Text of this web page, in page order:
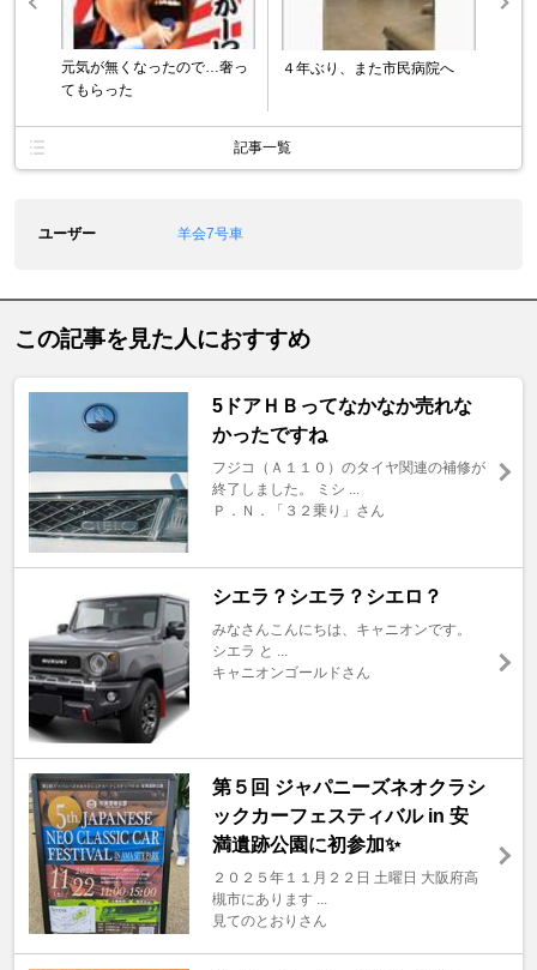
元気が無くなったので…奢っ
てもらった
４年ぶり、また市民病院へ
記事一覧
ユーザー 羊会7号車
この記事を見た人におすすめ
5ドアＨＢってなかなか売れな
かったですね
フジコ（Ａ１１０）のタイヤ関連の補修が
終了しました。 ミシ ...
Ｐ．Ｎ．「３２乗り」さん
シエラ？シエラ？シエロ？
みなさんこんにちは、キャニオンです。
シエラ と ...
キャニオンゴールドさん
第５回 ジャパニーズネオクラシ
ックカーフェスティバル in 安
満遺跡公園に初参加✨
２０２５年１１月２２日 土曜日 大阪府高
槻市にあります ...
見てのとおりさん